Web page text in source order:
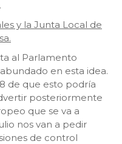
al Parlamento
en esta idea.
de que esto podría
posteriormente
que se va a
nos van a pedir
de control